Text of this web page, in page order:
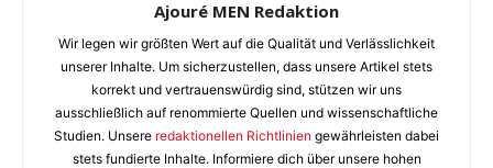
Ajouré MEN Redaktion
Wir legen wir größten Wert auf die Qualität und Verlässlichkeit
unserer Inhalte. Um sicherzustellen, dass unsere Artikel stets
korrekt und vertrauenswürdig sind, stützen wir uns
ausschließlich auf renommierte Quellen und wissenschaftliche
Studien. Unsere redaktionellen Richtlinien gewährleisten dabei
stets fundierte Inhalte. Informiere dich über unsere hohen